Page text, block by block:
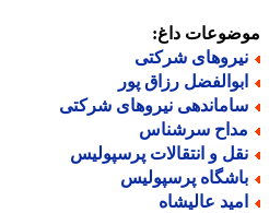
داغ:
شرکتی
رزاق پور
نیروهای شرکتی
سرشناس
و انتقالات پرسپولیس
پرسپولیس
عالیشاه